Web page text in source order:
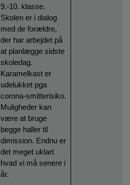
9.-10. klasse.
Skolen er i dialog
med de forældre,
der har arbejdet på
at planlægge sidste
skoledag.
Karamelkast er
udelukket pga
corona-smitterisiko.
Muligheder kan
være at bruge
begge haller til
dimission. Endnu er
det meget uklart
hvad vi må senere i
år.